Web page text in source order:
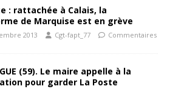
: rattachée à Calais, la
de Marquise est en grève
2013 Cgt-fapt_77
Commentaires
(59). Le maire appelle à la
pour garder La Poste